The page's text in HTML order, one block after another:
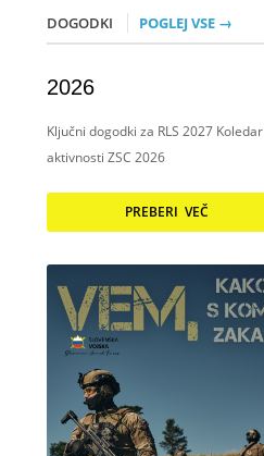
DOGODKI POGLEJ VSE →
2026
Ključni dogodki za RLS 2027 Koledar
aktivnosti ZSC 2026
PREBERI VEČ